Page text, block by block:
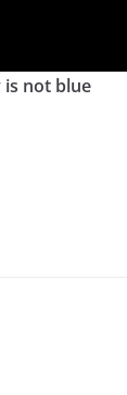
is not blue